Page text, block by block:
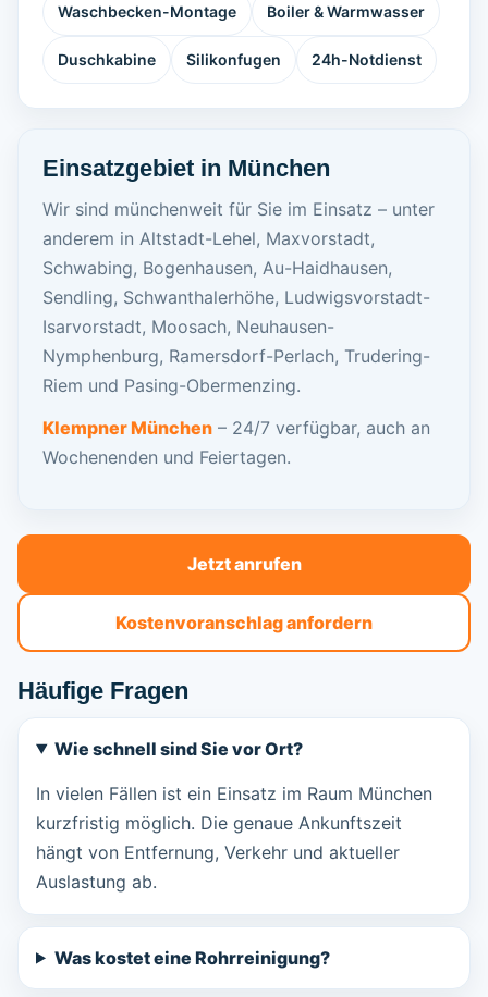
Waschbecken-Montage Boiler & Warmwasser
Duschkabine Silikonfugen 24h-Notdienst
Einsatzgebiet in München
Wir sind münchenweit für Sie im Einsatz – unter
anderem in Altstadt-Lehel, Maxvorstadt,
Schwabing, Bogenhausen, Au-Haidhausen,
Sendling, Schwanthalerhöhe, Ludwigsvorstadt-
Isarvorstadt, Moosach, Neuhausen-
Nymphenburg, Ramersdorf-Perlach, Trudering-
Riem und Pasing-Obermenzing.
Klempner München – 24/7 verfügbar, auch an
Wochenenden und Feiertagen.
Jetzt anrufen
Kostenvoranschlag anfordern
Häufige Fragen
Wie schnell sind Sie vor Ort?
In vielen Fällen ist ein Einsatz im Raum München
kurzfristig möglich. Die genaue Ankunftszeit
hängt von Entfernung, Verkehr und aktueller
Auslastung ab.
Was kostet eine Rohrreinigung?